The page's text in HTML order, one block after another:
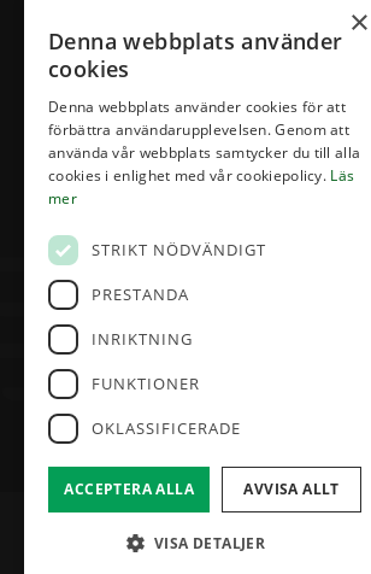
Boka starttid
Restaurang & Hotell
Kontakta oss
Abbekås Golfklubb
324
© Abbekås Golfklubb
Administration
Hemsidan levereras av
×
Denna webbplats använder
cookies
Denna webbplats använder cookies för att
förbättra användarupplevelsen. Genom att
använda vår webbplats samtycker du till alla
cookies i enlighet med vår cookiepolicy. Läs
mer
STRIKT NÖDVÄNDIGT
PRESTANDA
INRIKTNING
FUNKTIONER
OKLASSIFICERADE
ACCEPTERA ALLA AVVISA ALLT
VISA DETALJER